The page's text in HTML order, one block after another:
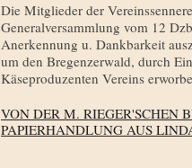
Die Mitglieder der
Generalversammlung vom 12
Anerkennung u. Dankbarkeit
um den Bregenzerwald, durch
Käseproduzenten Vereins
VON DER M. RIEGER'SCHEN
PAPIERHANDLUNG AUS